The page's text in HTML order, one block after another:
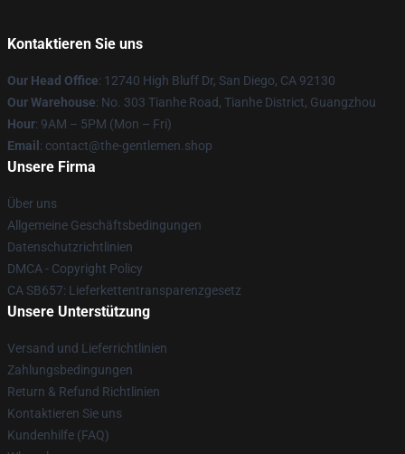
Kontaktieren Sie uns
Our Head Office: 12740 High Bluff Dr, San Diego, CA 92130
Our Warehouse: No. 303 Tianhe Road, Tianhe District, Guangzhou
Hour: 9AM – 5PM (Mon – Fri)
Email : contact@the-gentlemen.shop
Unsere Firma
Über uns
Allgemeine Geschäftsbedingungen
Datenschutzrichtlinien
DMCA - Copyright Policy
CA SB657: Lieferkettentransparenzgesetz
Unsere Unterstützung
Versand und Lieferrichtlinien
Zahlungsbedingungen
Return & Refund Richtlinien
Kontaktieren Sie uns
Kundenhilfe (FAQ)